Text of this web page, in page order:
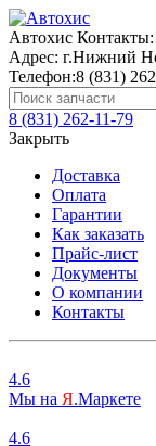
Автохис Контакты:
Адрес: г.Нижний
Телефон:8 (831)
8 (831) 262-11-79
Закрыть
Доставка
Оплата
Гарантии
Как заказать
Прайс-лист
Документы
О компании
Контакты
4.6
Мы на Я.Маркете
4.6